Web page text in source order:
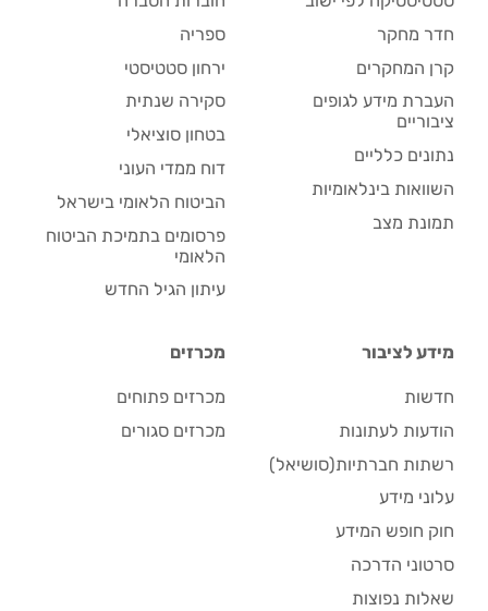
חדר מחקר
קרן המחקרים
העברת מידע לגופים
ציבוריים
נתונים כלליים
השוואות בינלאומיות
תמונת מצב
ספריה
ירחון סטטיסטי
סקירה שנתית
בטחון סוציאלי
דוח ממדי העוני
הביטוח הלאומי בישראל
פרסומים בתמיכת הביטוח
הלאומי
עיתון הגיל החדש
מידע לציבור
חדשות
הודעות לעתונות
רשתות חברתיות(סושיאל)
עלוני מידע
חוק חופש המידע
סרטוני הדרכה
שאלות נפוצות
מכרזים
מכרזים פתוחים
מכרזים סגורים